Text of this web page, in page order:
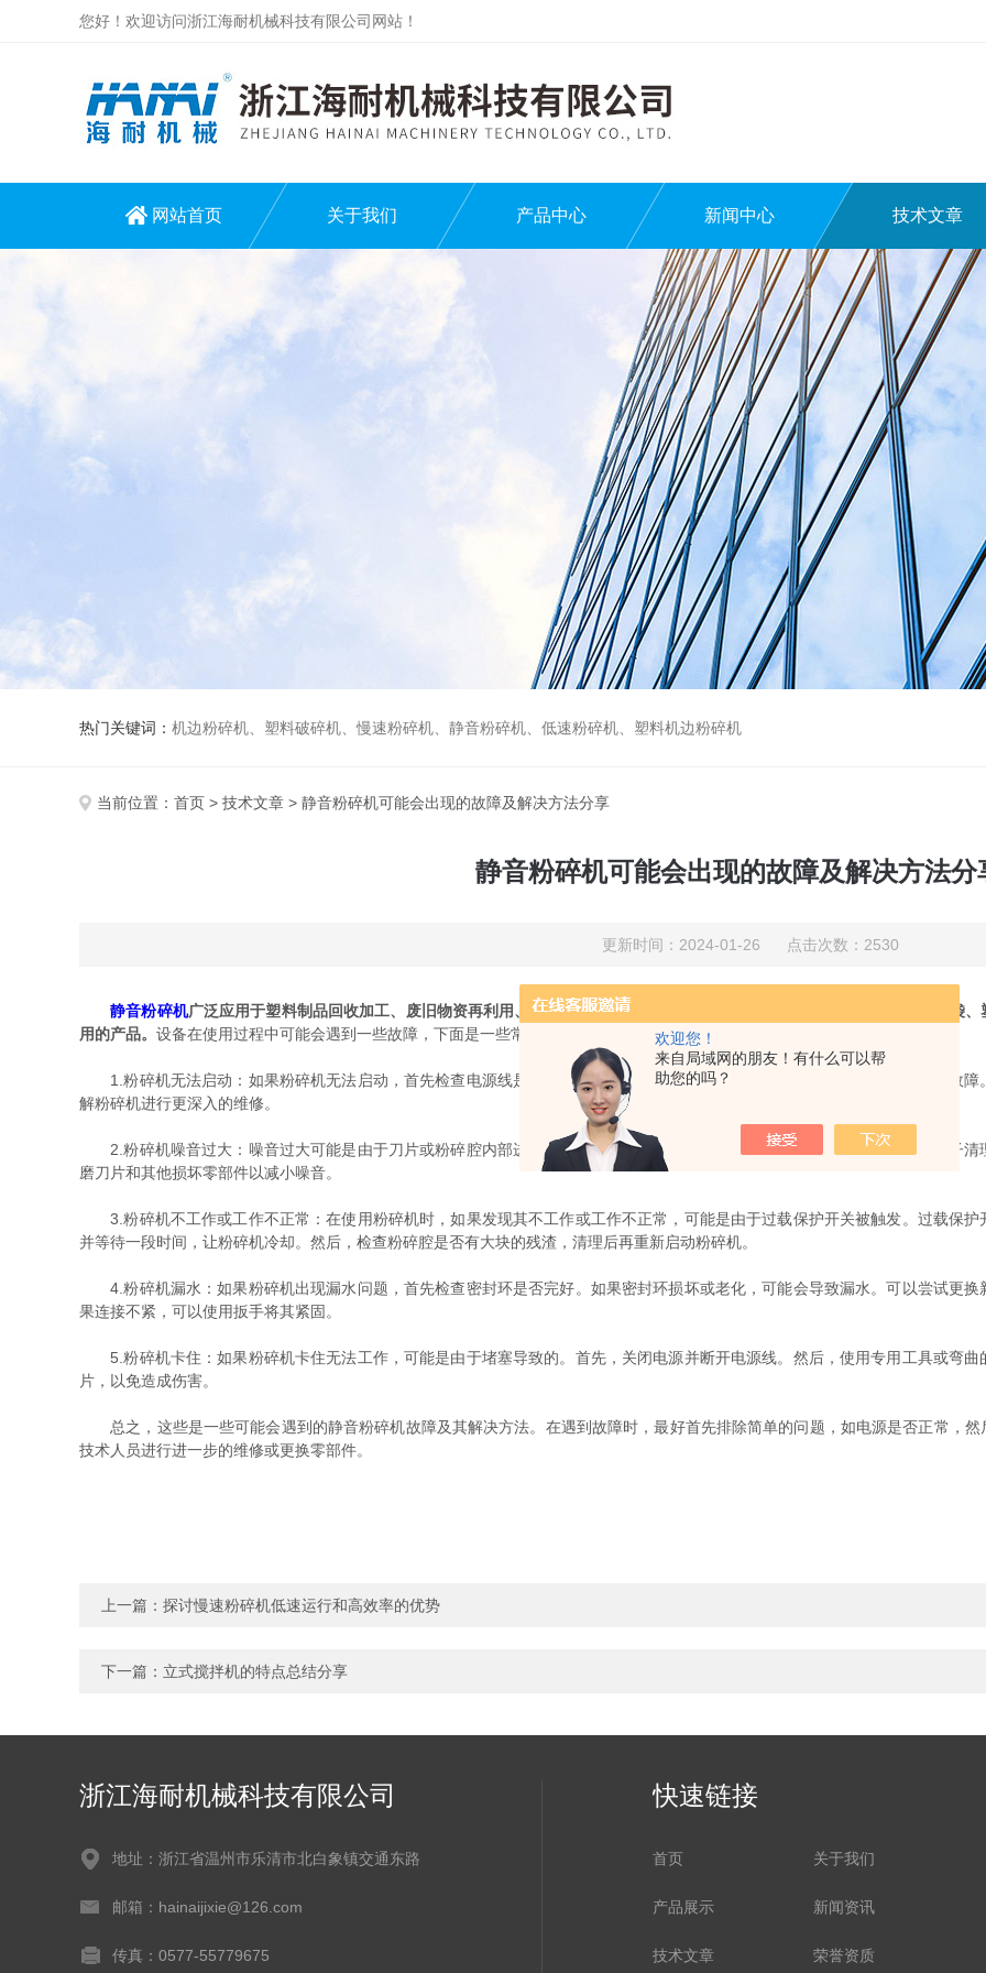
欢迎您！
来自局域网的朋友！有什么可以帮
助您的吗？
您好！欢迎访问浙江海耐机械科技有限公司网站！
网站首页 关于我们 产品中心 新闻中心 技术文章
热门关键词： 机边粉碎机、塑料破碎机、慢速粉碎机、静音粉碎机、低速粉碎机、塑料机边粉碎机
当前位置： 首页 > 技术文章 > 静音粉碎机可能会出现的故障及解决方法分享
静音粉碎机可能会出现的故障及解决方法分
更新时间：2024-01-26 点击次数：2530
静音粉碎机广泛应用于塑料制品回收加工、废旧物资再利用、塑料配料加工、化工原料加工等领域。例如，可以将废旧塑料袋
用的产品。 设备在使用过程中可能会遇到一些故障，下面是一些常见的静音粉碎机故障及其解决方法。
1.粉碎机无法启动：如果粉碎机无法启动，首先检查电源线是否插好，确保插座没有问题。如果电源正常，可能是由于开关故障
解粉碎机进行更深入的维修。
2.粉碎机噪音过大：噪音过大可能是由于刀片或粉碎腔内部进入了异物。首先，关闭电源并断开电源线，然后使用工具和刷子清
磨刀片和其他损坏零部件以减小噪音。
3.粉碎机不工作或工作不正常：在使用粉碎机时，如果发现其不工作或工作不正常，可能是由于过载保护开关被触发。过载保护
并等待一段时间，让粉碎机冷却。然后，检查粉碎腔是否有大块的残渣，清理后再重新启动粉碎机。
4.粉碎机漏水：如果粉碎机出现漏水问题，首先检查密封环是否完好。如果密封环损坏或老化，可能会导致漏水。可以尝试更换
果连接不紧，可以使用扳手将其紧固。
5.粉碎机卡住：如果粉碎机卡住无法工作，可能是由于堵塞导致的。首先，关闭电源并断开电源线。然后，使用专用工具或弯曲
片，以免造成伤害。
总之，这些是一些可能会遇到的静音粉碎机故障及其解决方法。在遇到故障时，最好首先排除简单的问题，如电源是否正常，
技术人员进行进一步的维修或更换零部件。
上一篇： 探讨慢速粉碎机低速运行和高效率的优势
下一篇： 立式搅拌机的特点总结分享
浙江海耐机械科技有限公司
地址：浙江省温州市乐清市北白象镇交通东路
邮箱：hainaijixie@126.com
传真：0577-55779675
快速链接
首页 关于我们
产品展示 新闻资讯
技术文章 荣誉资质